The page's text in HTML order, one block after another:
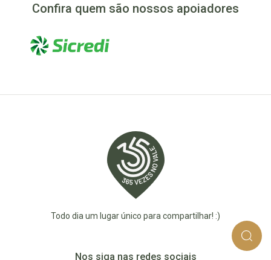
Confira quem são nossos apoiadores
Todo dia um lugar único para compartilhar! :)
Nos siga nas redes sociais